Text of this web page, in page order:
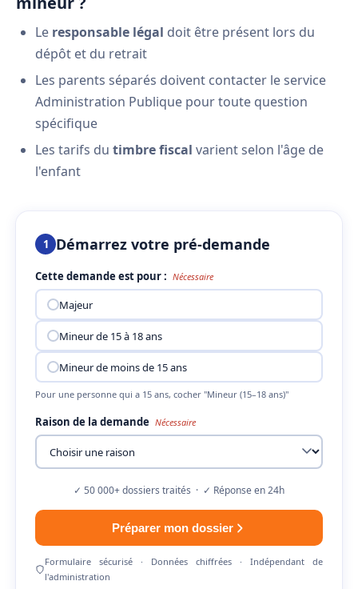
Le responsable légal doit être présent lors du
dépôt et du retrait
Les parents séparés doivent contacter le service
Administration Publique pour toute question
spécifique
Les tarifs du timbre fiscal varient selon l'âge de
l'enfant
1 Démarrez votre pré-demande
Cette demande est pour : Nécessaire
Majeur
Mineur de 15 à 18 ans
Mineur de moins de 15 ans
Pour une personne qui a 15 ans, cocher "Mineur (15–18 ans)"
Raison de la demande Nécessaire
✓ 50 000+ dossiers traités · ✓ Réponse en 24h
Préparer mon dossier
Formulaire sécurisé · Données chiffrées · Indépendant de
l'administration